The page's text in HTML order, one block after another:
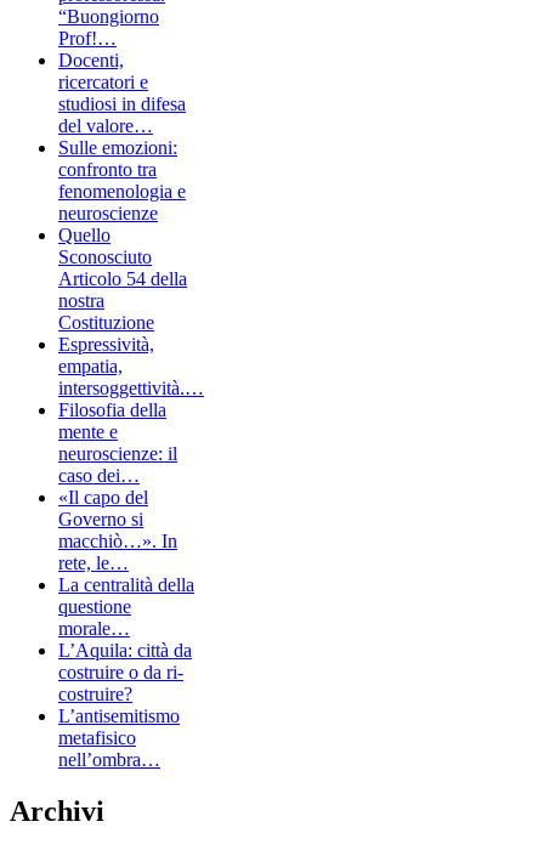
“Buongiorno
Prof!…
Docenti,
ricercatori e
studiosi in difesa
del valore…
Sulle emozioni:
confronto tra
fenomenologia e
neuroscienze
Quello
Sconosciuto
Articolo 54 della
nostra
Costituzione
Espressività,
empatia,
intersoggettività.…
Filosofia della
mente e
neuroscienze: il
caso dei…
«Il capo del
Governo si
macchiò…». In
rete, le…
La centralità della
questione
morale…
L’Aquila: città da
costruire o da ri-
costruire?
L’antisemitismo
metafisico
nell’ombra…
Archivi